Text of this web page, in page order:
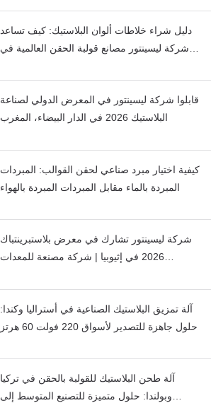
دليل شراء خلاطات ألوان البلاستيك: كيف تساعد
شركة ليسينتور مصانع قولبة الحقن العالمية في
قابلوا شركة ليسينتور في المعرض الدولي لصناعة
البلاستيك 2026 في الدار البيضاء، المغرب
كيفية اختيار مبرد صناعي لحقن القوالب: المبردات
المبردة بالماء مقابل المبردات المبردة بالهواء
شركة ليسينتور تشارك في معرض بلاستبرينتباك
2026 في إثيوبيا | شركة مصنعة للمعدات
آلة تمزيق البلاستيك الصناعية في أستراليا وكندا:
حلول جاهزة للتصدير لأسواق 220 فولت 60 هرتز
آلة طحن البلاستيك للقولبة بالحقن في تركيا
وبولندا: حلول متميزة للتصنيع المتوسط ​​إلى